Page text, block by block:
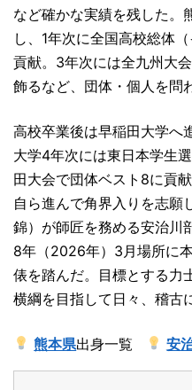
など確かな実績を残した。
し、1年次に全国高校総体
貢献。3年次には全九州大
飾るなど、団体・個人を問
高校卒業後は早稲田大学へ
大学4年次には東日本学生
田大会で団体ベスト8に貢
自ら進んで角界入りを志願
錦）が師匠を務める安治川
8年（2026年）3月場所に
俵を踏んだ。目標とする力
横綱を目指して日々、稽古
熊本県出身一覧 安